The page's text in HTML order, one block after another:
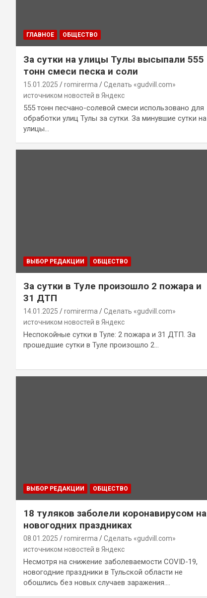
ГЛАВНОЕ ОБЩЕСТВО
За сутки на улицы Тулы высыпали 555
тонн смеси песка и соли
15.01.2025 romirerma
Сделать «gudvill.com»
источником новостей в Яндекс
555 тонн песчано-солевой смеси использовано для
обработки улиц Тулы за сутки. За минувшие сутки на
улицы…
ВЫБОР РЕДАКЦИИ ОБЩЕСТВО
За сутки в Туле произошло 2 пожара и
31 ДТП
14.01.2025 romirerma
Сделать «gudvill.com»
источником новостей в Яндекс
Неспокойные сутки в Туле: 2 пожара и 31 ДТП. За
прошедшие сутки в Туле произошло 2…
ВЫБОР РЕДАКЦИИ ОБЩЕСТВО
18 туляков заболели коронавирусом на
новогодних праздниках
08.01.2025 romirerma
Сделать «gudvill.com»
источником новостей в Яндекс
Несмотря на снижение заболеваемости COVID-19,
новогодние праздники в Тульской области не
обошлись без новых случаев заражения.…